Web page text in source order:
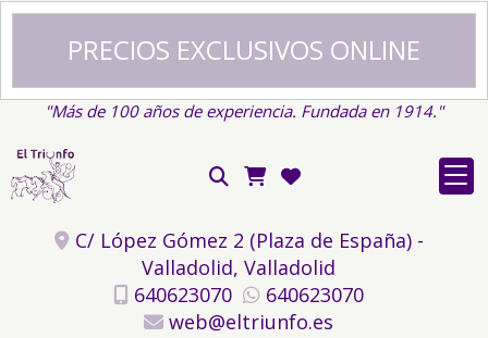
PRECIOS EXCLUSIVOS ONLINE
"Más de 100 años de experiencia. Fundada en 1914."
C/ López Gómez 2 (Plaza de España) -
Valladolid, Valladolid
640623070
640623070
web
eltriunfo.es